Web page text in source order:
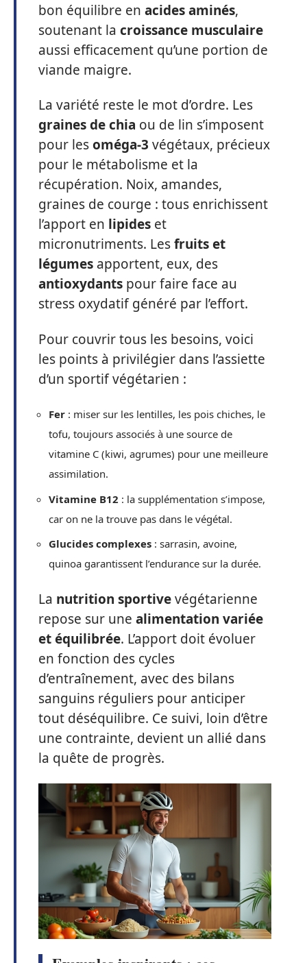
bon équilibre en acides aminés,
soutenant la croissance musculaire
aussi efficacement qu’une portion de
viande maigre.
La variété reste le mot d’ordre. Les
graines de chia ou de lin s’imposent
pour lesoméga-3 végétaux, précieux
pour le métabolisme et la
récupération. Noix, amandes,
graines de courge : tous enrichissent
l’apport en lipides et
micronutriments. Lesfruits et
légumes apportent, eux, des
antioxydants pour faire face au
stress oxydatif généré par l’effort.
Pour couvrir tous les besoins, voici
les points à privilégier dans l’assiette
d’un sportif végétarien :
Fer : miser sur les lentilles, les pois chiches, le
tofu, toujours associés à une source de
vitamine C (kiwi, agrumes) pour une meilleure
assimilation.
Vitamine B12 : la supplémentation s’impose,
car on ne la trouve pas dans le végétal.
Glucides complexes : sarrasin, avoine,
quinoa garantissent l’endurance sur la durée.
La nutrition sportivevégétarienne
repose sur une alimentation variée
et équilibrée. L’apport doit évoluer
en fonction des cycles
d’entraînement, avec des bilans
sanguins réguliers pour anticiper
tout déséquilibre. Ce suivi, loin d’être
une contrainte, devient un allié dans
la quête de progrès.